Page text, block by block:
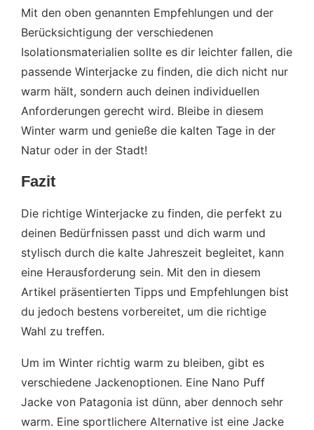
Mit den oben genannten Empfehlungen und der
Berücksichtigung der verschiedenen
Isolationsmaterialien sollte es dir leichter fallen, die
passende Winterjacke zu finden, die dich nicht nur
warm hält, sondern auch deinen individuellen
Anforderungen gerecht wird. Bleibe in diesem
Winter warm und genieße die kalten Tage in der
Natur oder in der Stadt!
Fazit
Die richtige Winterjacke zu finden, die perfekt zu
deinen Bedürfnissen passt und dich warm und
stylisch durch die kalte Jahreszeit begleitet, kann
eine Herausforderung sein. Mit den in diesem
Artikel präsentierten Tipps und Empfehlungen bist
du jedoch bestens vorbereitet, um die richtige
Wahl zu treffen.
Um im Winter richtig warm zu bleiben, gibt es
verschiedene Jackenoptionen. Eine Nano Puff
Jacke von Patagonia ist dünn, aber dennoch sehr
warm. Eine sportlichere Alternative ist eine Jacke